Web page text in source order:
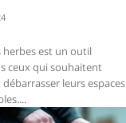
herbes est un outil
ceux qui souhaitent
leurs espaces